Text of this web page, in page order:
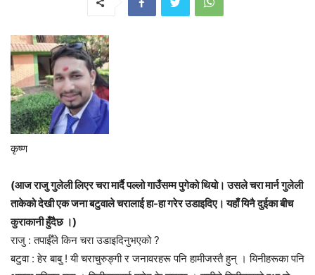
कृष्ण
(आज राजु गुलेली लिएर चरा मार्दै पल्लो गाउँसम्म पुगेको थियो। उसले चरा मार्न गुलेली
ताकेको देखी एक जना बटुवाले चरालाई हा-हा गरेर उडाइदिए। यहाँ यिनै दुईका बीच
कुराकानी हुँदैछ ।)
राजु : तपाईँले किन चरा उडाइदिनुभएको ?
बटुवा : हेर बाबु ! यी चराचुरुङ्गी र जनावरहरू पनि हामीजस्तै हुन् । यिनीहरूका पनि